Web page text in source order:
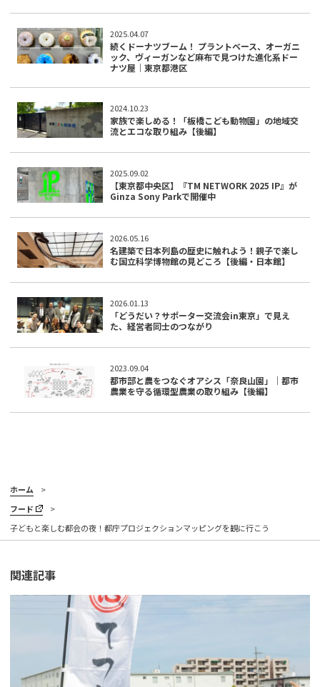
2025.04.07
続くドーナツブーム！ プラントベース、オーガニ
ック、ヴィーガンなど麻布で見つけた進化系ドー
ナツ屋｜東京都港区
2024.10.23
家族で楽しめる！「板橋こども動物園」の地域交
流とエコな取り組み【後編】
2025.09.02
【東京都中央区】『TM NETWORK 2025 IP』が
Ginza Sony Parkで開催中
2026.05.16
名建築で日本列島の歴史に触れよう！親子で楽し
む国立科学博物館の見どころ【後編・日本館】
2026.01.13
「どうだい？サポーター交流会in東京」で見え
た、経営者同士のつながり
2023.09.04
都市部と農をつなぐオアシス「奈良山園」｜都市
農業を守る循環型農業の取り組み【後編】
ホーム
フード
子どもと楽しむ都会の夜！都庁プロジェクションマッピングを観に行こう
関連記事